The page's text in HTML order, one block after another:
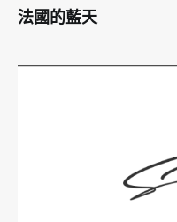
法國的藍天